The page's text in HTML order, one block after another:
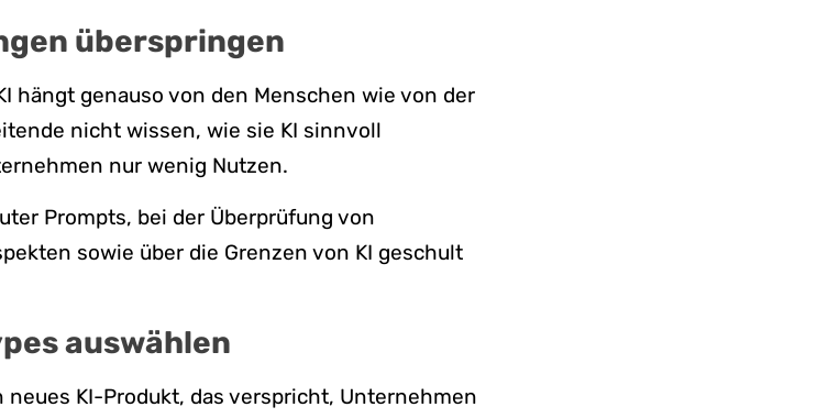
überspringen
hängt genauso von den Menschen wie von der
nicht wissen, wie sie KI sinnvoll
nur wenig Nutzen.
Prompts, bei der Überprüfung von
sowie über die Grenzen von KI geschult
auswählen
neues KI-Produkt, das verspricht, Unternehmen